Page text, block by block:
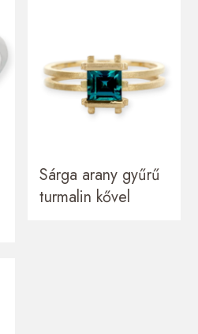
Sárga arany gyűrű
turmalin kővel